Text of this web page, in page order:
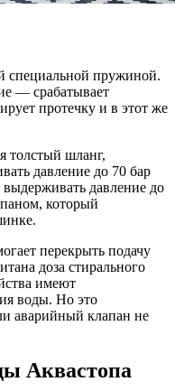
специальной пружиной.
— срабатывает
протечку и в этот же
толстый шланг,
давление до 70 бар
давление до
который
перекрыть подачу
доза стирального
имеют
воды. Но это
аварийный клапан не
Аквастопа